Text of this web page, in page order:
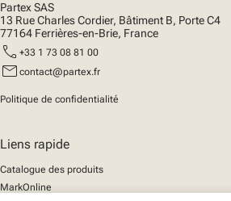
Partex SAS
13 Rue Charles Cordier, Bâtiment B, Porte C4
77164 Ferrières-en-Brie, France
call +33 1 73 08 81 00
mail contact@partex.fr
Politique de confidentialité
Liens rapide
Catalogue des produits
MarkOnline